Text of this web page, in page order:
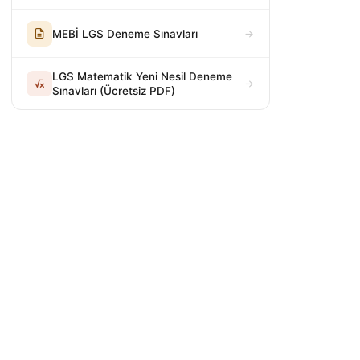
MEBİ LGS Deneme Sınavları
LGS Matematik Yeni Nesil Deneme
Sınavları (Ücretsiz PDF)